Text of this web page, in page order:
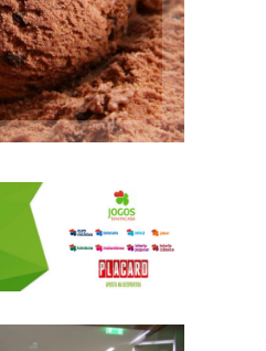
laminadas